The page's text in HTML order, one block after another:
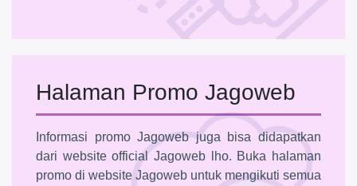
Halaman Promo Jagoweb
Informasi promo Jagoweb juga bisa didapatkan
dari website official Jagoweb lho. Buka halaman
promo di website Jagoweb untuk mengikuti semua